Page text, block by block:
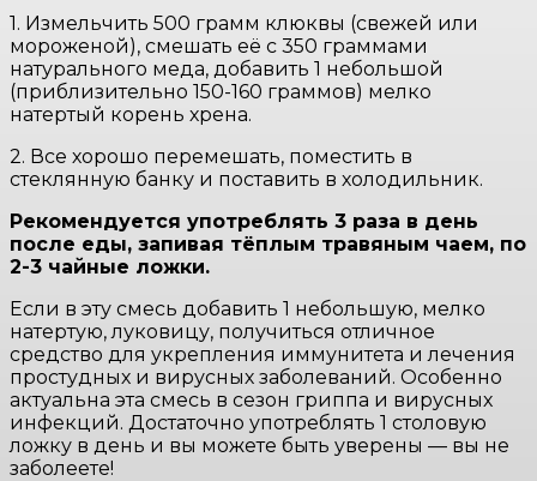
1. Измельчить 500 грамм клюквы (свежей или
мороженой), смешать её с 350 граммами
натурального меда, добавить 1 небольшой
(приблизительно 150-160 граммов) мелко
натертый корень хрена.
2. Все хорошо перемешать, поместить в
стеклянную банку и поставить в холодильник.
Рекомендуется употреблять 3 раза в день
после еды, запивая тёплым травяным чаем, по
2-3 чайные ложки.
Если в эту смесь добавить 1 небольшую, мелко
натертую, луковицу, получиться отличное
средство для укрепления иммунитета и лечения
простудных и вирусных заболеваний. Особенно
актуальна эта смесь в сезон гриппа и вирусных
инфекций. Достаточно употреблять 1 столовую
ложку в день и вы можете быть уверены — вы не
заболеете!